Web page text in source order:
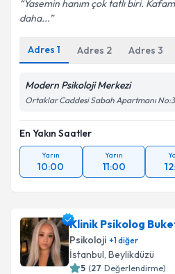
Yasemin hanım çok tatlı biri. Kafam
daha...
Adres 1 Adres 2 Adres 3
Modern Psikoloji Merkezi
Ortaklar Caddesi Sabah Apartmanı
En Yakın Saatler
Yarın
10:00
Yarın
11:00
Klinik Psikolog
Psikoloji +1diğer
İstanbul, Beylikdüzü
5 (27 Değerlendirme)